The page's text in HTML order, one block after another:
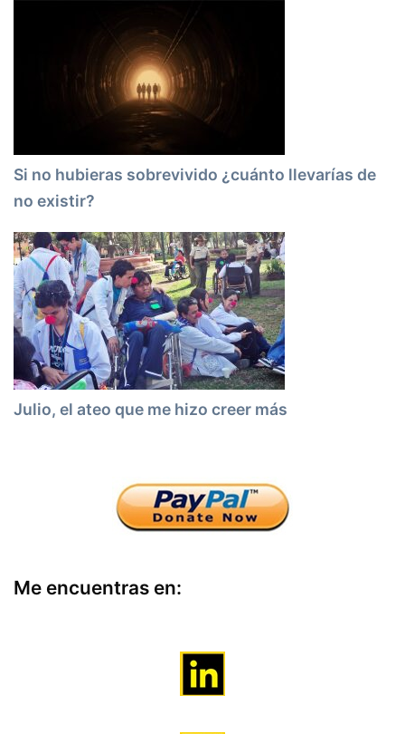
Si no hubieras sobrevivido ¿cuánto llevarías de
no existir?
Julio, el ateo que me hizo creer más
Me encuentras en: